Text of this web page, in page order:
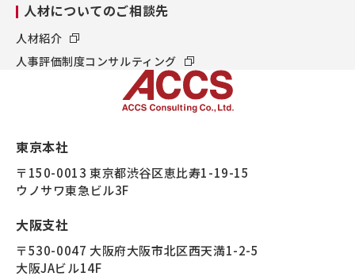
人材についてのご相談先
人材紹介
人事評価制度コンサルティング
東京本社
〒150-0013 東京都渋谷区恵比寿1-19-15
ウノサワ東急ビル3F
大阪支社
〒530-0047 大阪府大阪市北区西天満1-2-5
大阪JAビル14F